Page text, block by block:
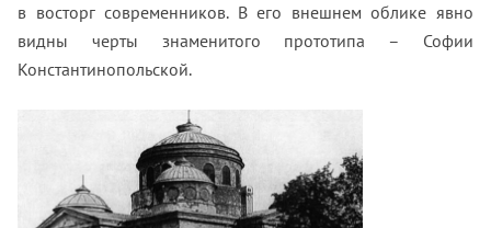
в восторг современников. В его внешнем облике явно
видны черты знаменитого прототипа – Софии
Константинопольской.